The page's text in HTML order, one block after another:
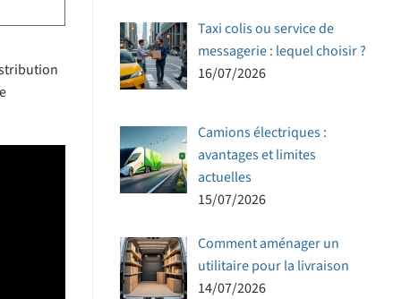
Taxi colis ou service de
messagerie : lequel choisir ?
16/07/2026
Camions électriques :
avantages et limites
actuelles
15/07/2026
Comment aménager un
utilitaire pour la livraison
14/07/2026